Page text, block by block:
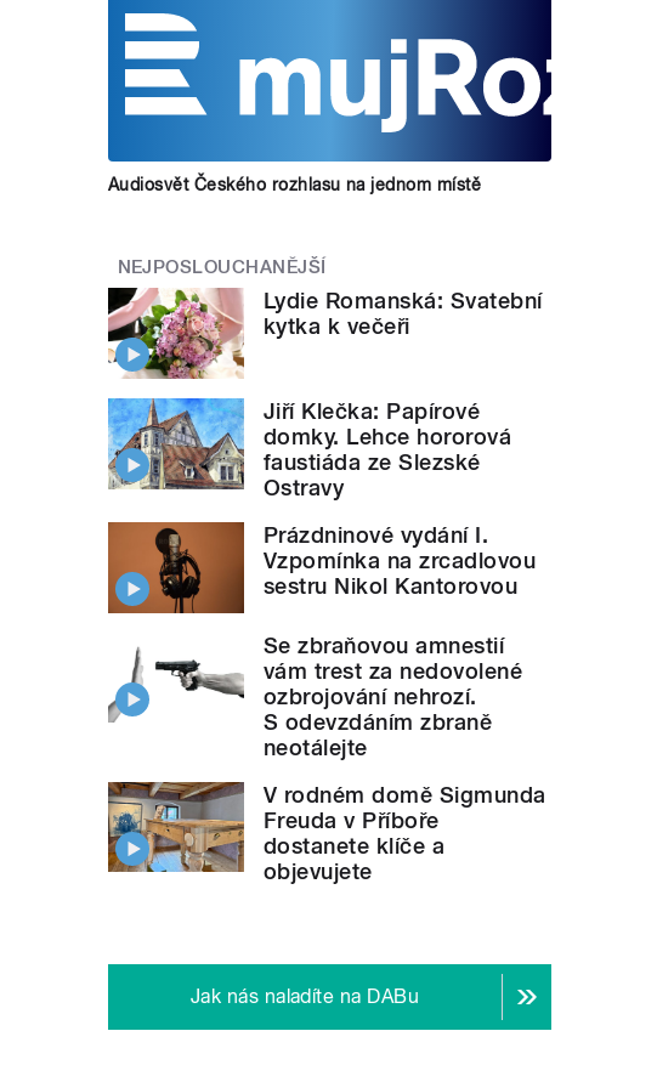
Audiosvět Českého rozhlasu na jednom místě
NEJPOSLOUCHANĚJŠÍ
Lydie Romanská: Svatební
kytka k večeři
Jiří Klečka: Papírové
domky. Lehce hororová
faustiáda ze Slezské
Ostravy
Prázdninové vydání I.
Vzpomínka na zrcadlovou
sestru Nikol Kantorovou
Se zbraňovou amnestií
vám trest za nedovolené
ozbrojování nehrozí.
S odevzdáním zbraně
neotálejte
V rodném domě Sigmunda
Freuda v Příboře
dostanete klíče a
objevujete
Jak nás naladíte na DABu